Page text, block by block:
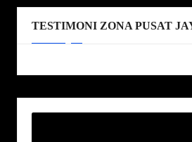
TESTIMONI ZONA PUSAT